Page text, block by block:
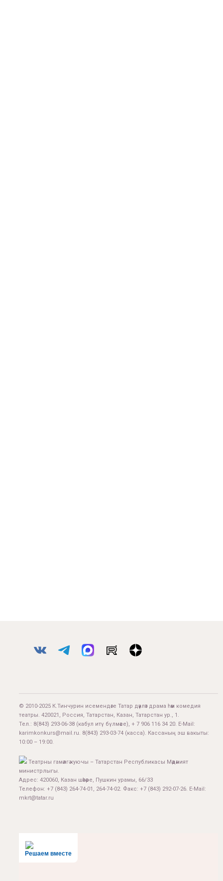
© 2010-2025 К.Тинчурин исемендәге Татар дәүләт драма һәм комедия
театры. 420021, Россия, Татарстан, Казан, Татарстан ур., 1.
Тел.: 8(843) 293-06-38 (кабул итү бүлмәсе), + 7 906 116 34 20. E-Mail:
karimkonkurs@mail.ru. 8(843) 293-03-74 (касса). Кассаның эш вакыты:
10:00 – 19:00.
Театрны гамәлгә куючы – Татарстан Республикасы Мәдәният
министрлыгы.
Адрес: 420060, Казан шәһәре, Пушкин урамы, 66/33
Телефон: +7 (843) 264-74-01, 264-74-02. Факс: +7 (843) 292-07-26. E-Mail:
mkrt@tatar.ru
Решаем вместе